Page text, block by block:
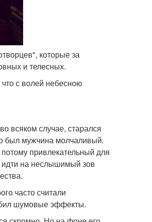
которые за
и телесных.
с волей небесною
всяком случае, старался
был мужчина молчаливый.
привлекательный для
на неслышимый зов
часто считали
шумовые эффекты.